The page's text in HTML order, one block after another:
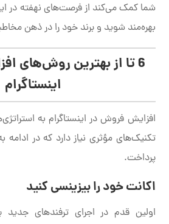
شما کمک می‌کند از فرصت‌های نهفته در
بهره‌مند شوید و برند خود را در ذهن
6 تا از بهترین روش‌های
اینستاگرام
افزایش فروش در اینستاگرام به
پرداخت.
اکانت خود را بیزینسی کنید
اولین قدم در اجرای ترفندهای